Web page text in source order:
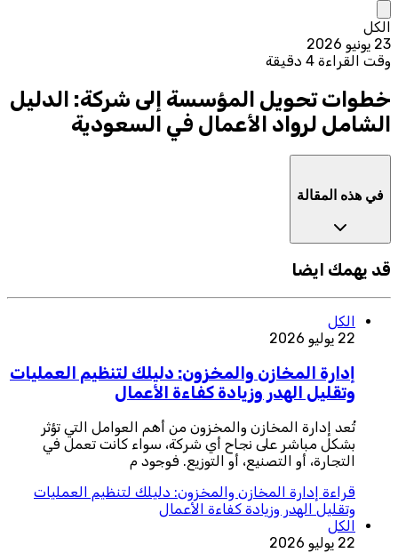
الكل
23 يونيو 2026
وقت القراءة 4 دقيقة
خطوات تحويل المؤسسة إلى شركة: الدليل
الشامل لرواد الأعمال في السعودية
في هذه المقالة
قد يهمك ايضا
الكل
22 يوليو 2026
إدارة المخازن والمخزون: دليلك لتنظيم العمليات
وتقليل الهدر وزيادة كفاءة الأعمال
تُعد إدارة المخازن والمخزون من أهم العوامل التي تؤثر
بشكل مباشر على نجاح أي شركة، سواء كانت تعمل في
التجارة، أو التصنيع، أو التوزيع. فوجود م
قراءة إدارة المخازن والمخزون: دليلك لتنظيم العمليات
وتقليل الهدر وزيادة كفاءة الأعمال
الكل
22 يوليو 2026